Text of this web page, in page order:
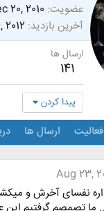
عضویت 20, 2010
آخرین بازدید
ارسال ها
141
پیدا کردن
ارسال ها
Aug 23,
نفسای آخرش و